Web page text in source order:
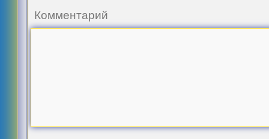
Комментарий